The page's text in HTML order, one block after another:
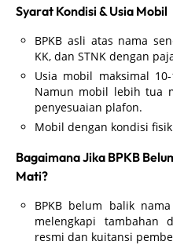
Syarat Kondisi & Usia Mobil
BPKB asli atas nama
KK, dan STNK dengan
Usia mobil maksimal
Namun mobil lebih tua
penyesuaian plafon.
Mobil dengan kondisi
Bagaimana Jika BPKB
Mati?
BPKB belum balik
melengkapi tambahan
resmi dan kuitansi